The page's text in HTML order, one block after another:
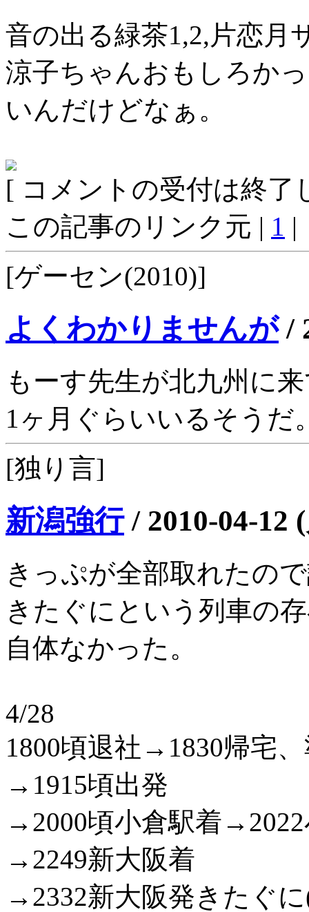
音の出る緑茶1,2,片恋月
涼子ちゃんおもしろか
いんだけどなぁ。
[ コメントの受付は終了
この記事のリンク元 | 1 |
[ゲーセン(2010)]
よくわかりませんが/
もーす先生が北九州に
1ヶ月ぐらいいるそうだ
[独り言]
新潟強行/ 2010-04-12
きっぷが全部取れたの
きたぐにという列車の
自体なかった。
4/28
1800頃退社→1830帰宅
→1915頃出発
→2000頃小倉駅着
→2249新大阪着
→2332新大阪発きたぐ